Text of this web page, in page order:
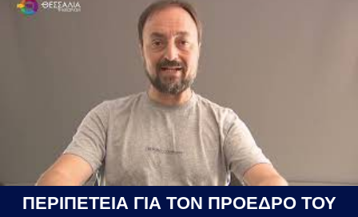
ΠΕΡΙΠΕΤΕΙΑ ΓΙΑ ΤΟΝ ΠΡΟΕΔΡΟ ΤΟΥ